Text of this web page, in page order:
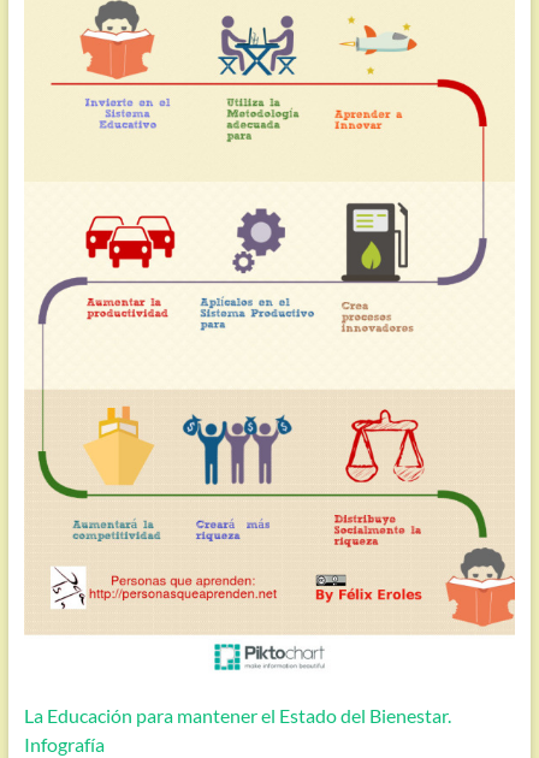
La Educación para mantener el Estado del Bienestar.
Infografía